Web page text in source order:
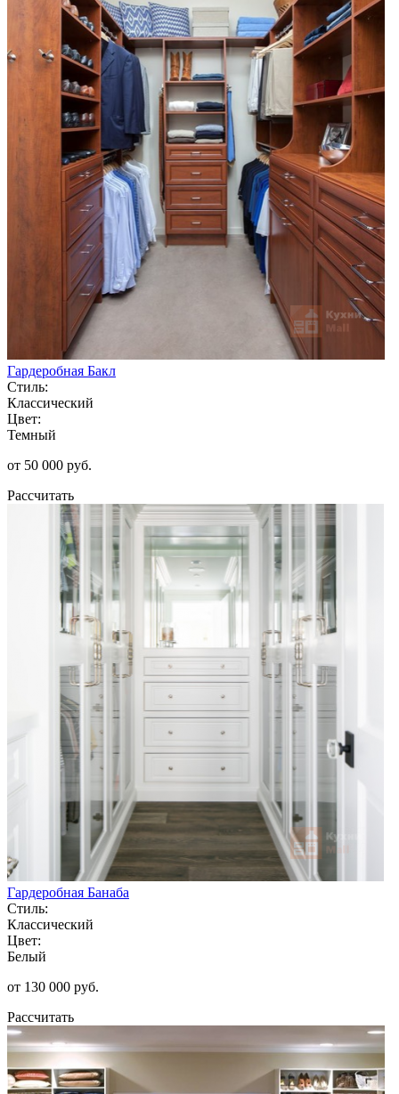
Гардеробная Бакл
Стиль:
Классический
Цвет:
Темный
от 50 000 руб.
Рассчитать
Гардеробная Банаба
Стиль:
Классический
Цвет:
Белый
от 130 000 руб.
Рассчитать